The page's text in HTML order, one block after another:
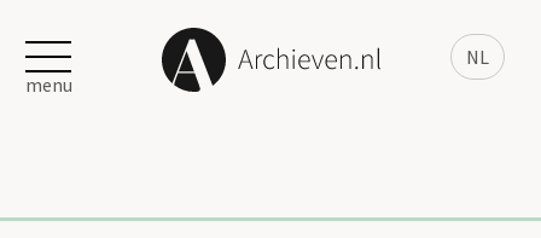
NL
menu